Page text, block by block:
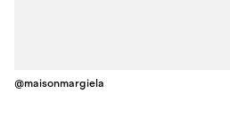
@maisonmargiela